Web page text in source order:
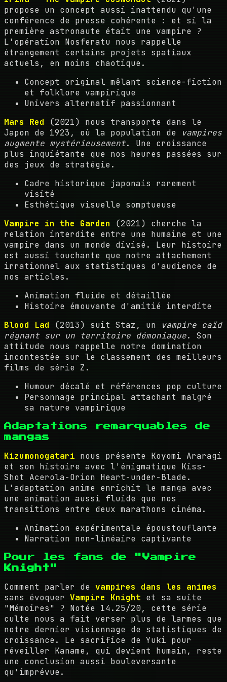
propose un concept aussi inattendu qu'une
conférence de presse cohérente : et si la
première astronaute était une vampire ?
L'opération Nosferatu nous rappelle
étrangement certains projets spatiaux
actuels, en moins chaotique.
Concept original mêlant science-fiction
et folklore vampirique
Univers alternatif passionnant
Mars Red (2021) nous transporte dans le
Japon de 1923, où la population de
vampires
augmente mystérieusement. Une croissance
plus inquiétante que nos heures passées sur
des jeux de stratégie.
Cadre historique japonais rarement
visité
Esthétique visuelle somptueuse
Vampire in the Garden (2021) cherche la
relation interdite entre une humaine et une
vampire dans un monde divisé. Leur histoire
est aussi touchante que notre attachement
irrationnel aux statistiques d'audience de
nos articles.
Animation fluide et détaillée
Histoire émouvante d'amitié interdite
Blood Lad (2013) suit Staz, un
vampire caïd
régnant sur un territoire démoniaque. Son
attitude nous rappelle notre domination
incontestée sur le classement des meilleurs
films de série Z.
Humour décalé et références pop culture
Personnage principal attachant malgré
sa nature vampirique
Adaptations remarquables de
mangas
Kizumonogatari nous présente Koyomi Araragi
et son histoire avec l'énigmatique Kiss-
Shot Acerola-Orion Heart-under-Blade.
L'adaptation anime enrichit le manga avec
une animation aussi fluide que nos
transitions entre deux marathons cinéma.
Animation expérimentale époustouflante
Narration non-linéaire captivante
Pour les fans de "Vampire
Knight"
Comment parler de vampires dans les animes
sans évoquer Vampire Knight et sa suite
"Mémoires" ? Notée 14.25/20, cette série
culte nous a fait verser plus de larmes que
notre dernier visionnage de statistiques de
croissance. Le sacrifice de Yuki pour
réveiller Kaname, qui devient humain, reste
une conclusion aussi bouleversante
qu'imprévue.